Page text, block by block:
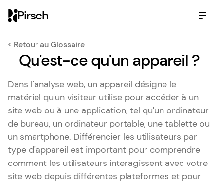
Pirsch
< Retour au Glossaire
Qu'est-ce qu'un appareil ?
Dans l'analyse web, un appareil désigne le
matériel qu'un visiteur utilise pour accéder à un
site web ou à une application, tel qu'un ordinateur
de bureau, un ordinateur portable, une tablette ou
un smartphone. Différencier les utilisateurs par
type d'appareil est important pour comprendre
comment les utilisateurs interagissent avec votre
site web depuis différentes plateformes et pour